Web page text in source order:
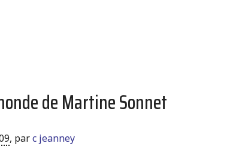
de Martine Sonnet
, parc jeanney